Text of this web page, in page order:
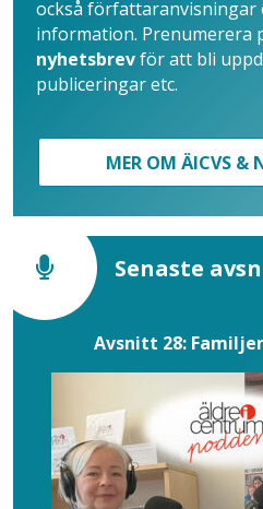
också författaranvisningar
information. Prenumerera
nyhetsbrevför att bli
publiceringar etc.
MER OM ÄICVS &
Senaste
Avsnitt 28: